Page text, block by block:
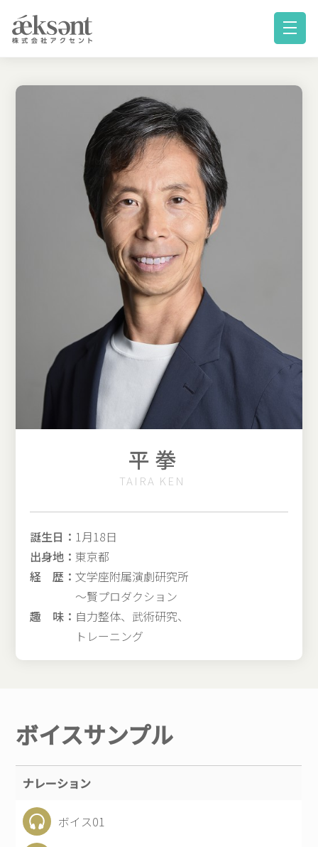
平 拳
TAIRA KEN
誕生日： 1月18日
出身地：東京都
経 歴：文学座附属演劇研究所
〜賢プロダクション
趣 味： 自力整体、武術研究、
トレーニング
ボイスサンプル
ナレーション
ボイス01